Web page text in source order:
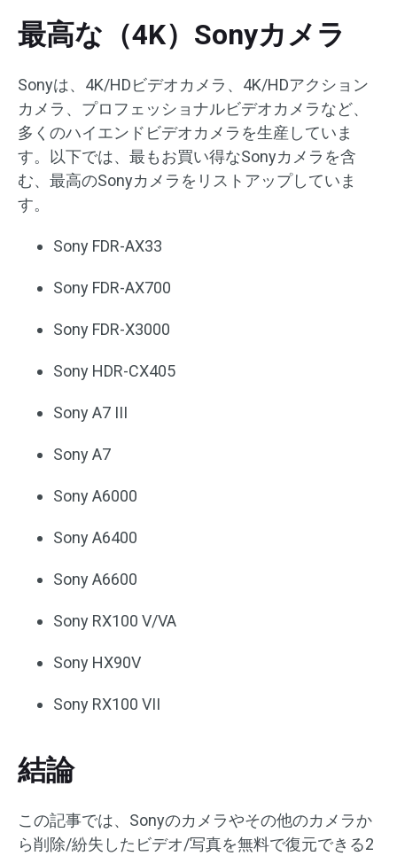
最高な（4K）Sonyカメラ
Sonyは、4K/HDビデオカメラ、4K/HDアクション
カメラ、プロフェッショナルビデオカメラなど、
多くのハイエンドビデオカメラを生産していま
す。以下では、最もお買い得なSonyカメラを含
む、最高のSonyカメラをリストアップしていま
す。
Sony FDR-AX33
Sony FDR-AX700
Sony FDR-X3000
Sony HDR-CX405
Sony A7 III
Sony A7
Sony A6000
Sony A6400
Sony A6600
Sony RX100 V/VA
Sony HX90V
Sony RX100 VII
結論
この記事では、Sonyのカメラやその他のカメラか
ら削除/紛失したビデオ/写真を無料で復元できる2